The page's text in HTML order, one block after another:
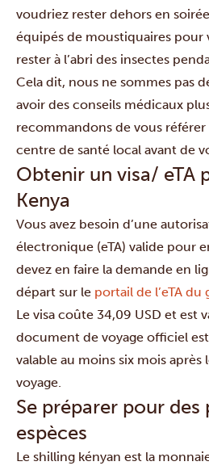
voudriez rester dehors en
équipés de moustiquaires pour
rester à l’abri des insectes
Cela dit, nous ne sommes pas
avoir des conseils médicaux
recommandons de vous
centre de santé local avant de
Obtenir un visa/ eTA
Kenya
Vous avez besoin d’une
électronique (eTA) valide pour
devez en faire la demande en
départ sur le portail de l’eTA
Le visa coûte 34,09 USD et est
document de voyage officiel
valable au moins six mois
voyage.
Se préparer pour des
espèces
Le shilling kényan est la